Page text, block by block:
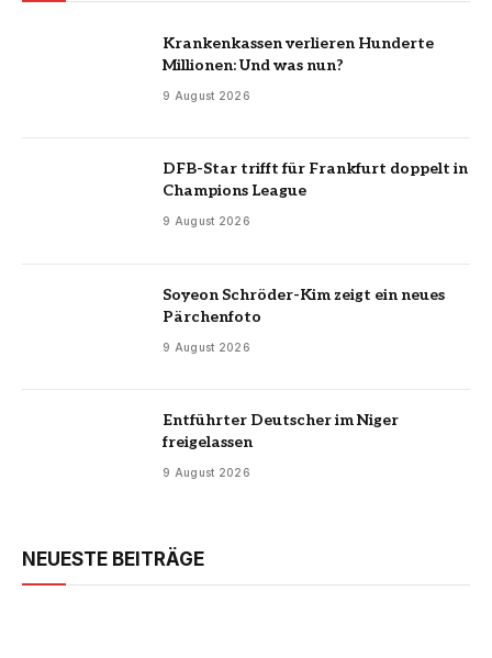
Krankenkassen verlieren Hunderte
Millionen: Und was nun?
9 August 2026
DFB-Star trifft für Frankfurt doppelt in
Champions League
9 August 2026
Soyeon Schröder-Kim zeigt ein neues
Pärchenfoto
9 August 2026
Entführter Deutscher im Niger
freigelassen
9 August 2026
NEUESTE BEITRÄGE